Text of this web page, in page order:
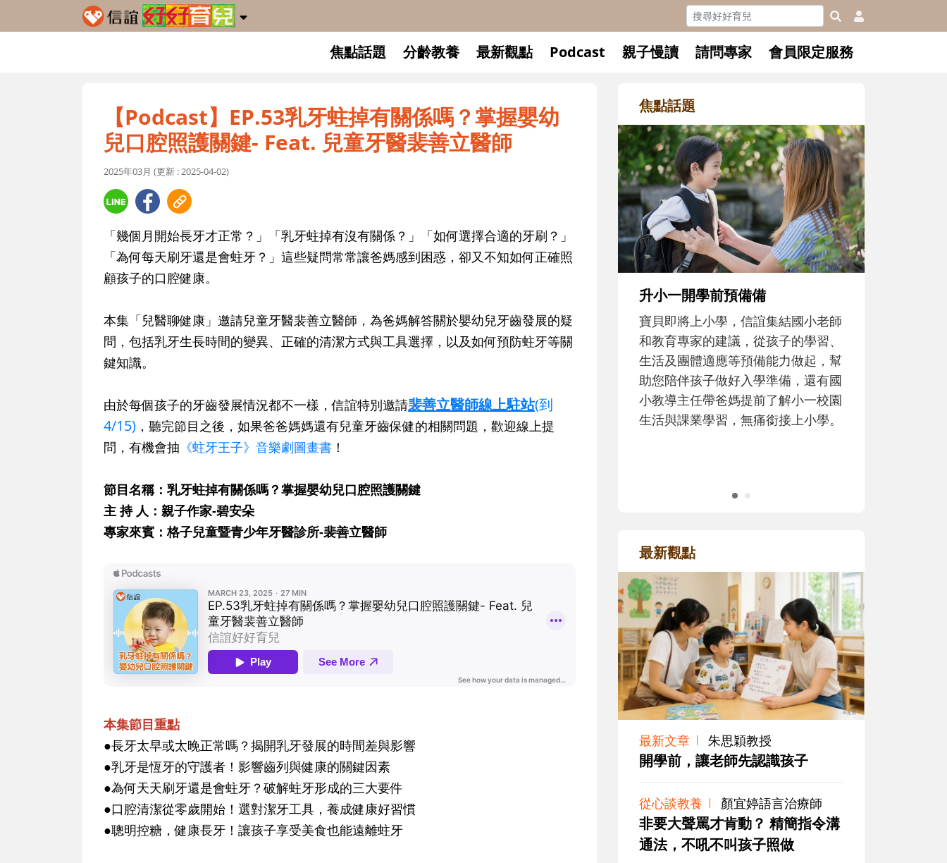
焦點話題 分齡教養 最新觀點 Podcast 親子慢讀 請問專家 會員限定服務
【Podcast】EP.53乳牙蛀掉有關係嗎？掌握嬰幼
兒口腔照護關鍵- Feat. 兒童牙醫裴善立醫師
2025年03月 (更新 : 2025-04-02)
「幾個月開始長牙才正常？」「乳牙蛀掉有沒有關係？」「如何選擇合適的牙刷？」
「為何每天刷牙還是會蛀牙？」這些疑問常常讓爸媽感到困惑，卻又不知如何正確照
顧孩子的口腔健康。
本集「兒醫聊健康」邀請兒童牙醫裴善立醫師，為爸媽解答關於嬰幼兒牙齒發展的疑
問，包括乳牙生長時間的變異、正確的清潔方式與工具選擇，以及如何預防蛀牙等關
鍵知識。
由於每個孩子的牙齒發展情況都不一樣，信誼特別邀請裴善立醫師線上駐站(到
4/15) ，聽完節目之後，如果爸爸媽媽還有兒童牙齒保健的相關問題，歡迎線上提
問，有機會抽 《蛀牙王子》音樂劇圖畫書 ！
節目名稱：乳牙蛀掉有關係嗎？掌握嬰幼兒口腔照護關鍵
主 持 人：親子作家-碧安朵
專家來賓：格子兒童暨青少年牙醫診所-裴善立醫師
本集節目重點
●長牙太早或太晚正常嗎？揭開乳牙發展的時間差與影響
●乳牙是恆牙的守護者！影響齒列與健康的關鍵因素
●為何天天刷牙還是會蛀牙？破解蛀牙形成的三大要件
●口腔清潔從零歲開始！選對潔牙工具，養成健康好習慣
●聰明控糖，健康長牙！讓孩子享受美食也能遠離蛀牙
焦點話題
寶貝即將上小學，信誼集結國小老師
和教育專家的建議，從孩子的學習、
小教導主任帶爸媽提前了解小一校園
生活與課業學習，無痛銜接上小學。
和孩子一起長大的那個男人│讀
懂父親的不同模樣
沒有人天生就擅長當爸爸！男人總是
在一次次「前所未有」的體驗中，跟
著孩子一起長大。從給予安全感的肢
體遊戲，到獨立自主、角色認同及解
決問題的能力養成。爸爸正嘗試用不
同的模樣，參與孩子每個重要的成長
歷程。
最新觀點
最新文章 朱思穎教授
開學前，讓老師先認識孩子
從心談教養 顏宜婷語言治療師
非要大聲罵才肯動？ 精簡指令溝
通法，不吼不叫孩子照做